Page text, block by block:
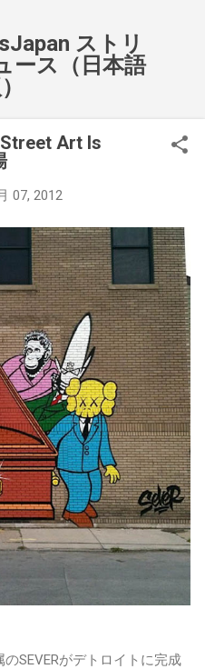
ストリ
ース（日本語
Art Is
07, 2012
SEVERがデトロイトに完成